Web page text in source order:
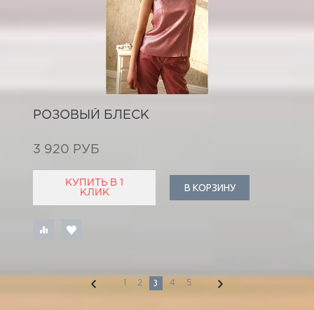
РОЗОВЫЙ БЛЕСК
3 920 РУБ
КУПИТЬ В 1
КЛИК
В КОРЗИНУ
1 2 3 4 5